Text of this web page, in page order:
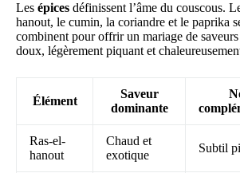
Les épices définissent l’âme du couscous.
hanout, le cumin, la coriandre et le paprika
combinent pour offrir un mariage de
doux, légèrement piquant et
Élément
Saveur
dominante
Ras-el-
hanout
Chaud et
exotique
Subtil